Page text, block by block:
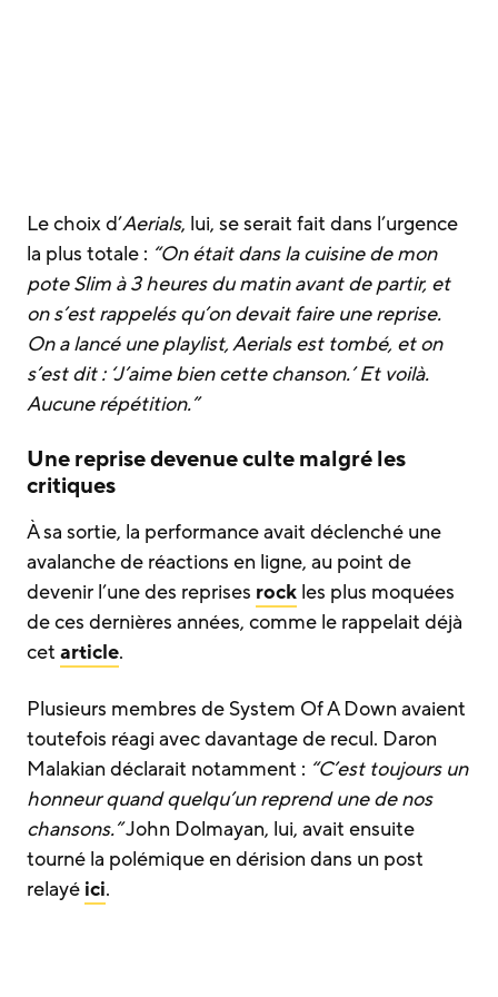
Le choix d’Aerials, lui, se serait fait dans l’urgence
la plus totale : “On était dans la cuisine de mon
pote Slim à 3 heures du matin avant de partir, et
on s’est rappelés qu’on devait faire une reprise.
On a lancé une playlist, Aerials est tombé, et on
s’est dit : ‘J’aime bien cette chanson.’ Et voilà.
Aucune répétition.”
Une reprise devenue culte malgré les
critiques
À sa sortie, la performance avait déclenché une
avalanche de réactions en ligne, au point de
devenir l’une des reprises rock les plus moquées
de ces dernières années, comme le rappelait déjà
cet article.
Plusieurs membres de System Of A Down avaient
toutefois réagi avec davantage de recul. Daron
Malakian déclarait notamment : “C’est toujours un
honneur quand quelqu’un reprend une de nos
chansons.”John Dolmayan, lui, avait ensuite
tourné la polémique en dérision dans un post
relayé ici.